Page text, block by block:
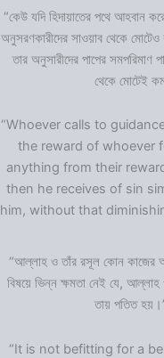
“কেউ যদি হিদায়াতের পথে আহবান
অনুসরণকারীদের সাওয়াব থেকে
তার অনুসারীদের পাপের সমপরিমাণ
থেকে মোটেই
“Whoever calls to
the reward of whoever
anything from their
then he receives of sin
him, without that
“আল্লাহ ও তাঁর রসূল কোন কাজের
বিষয়ে ভিন্ন ক্ষমতা নেই যে,
তায় পতিত
“It is not befitting for a